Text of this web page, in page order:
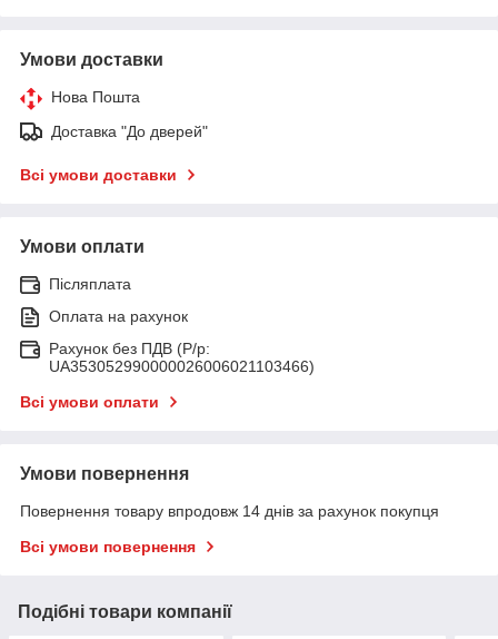
Умови доставки
Нова Пошта
Доставка "До дверей"
Всі умови доставки
Умови оплати
Післяплата
Оплата на рахунок
Рахунок без ПДВ (Р/р:
UA353052990000026006021103466)
Всі умови оплати
Умови повернення
Повернення товару впродовж 14 днів за рахунок покупця
Всі умови повернення
Подібні товари компанії